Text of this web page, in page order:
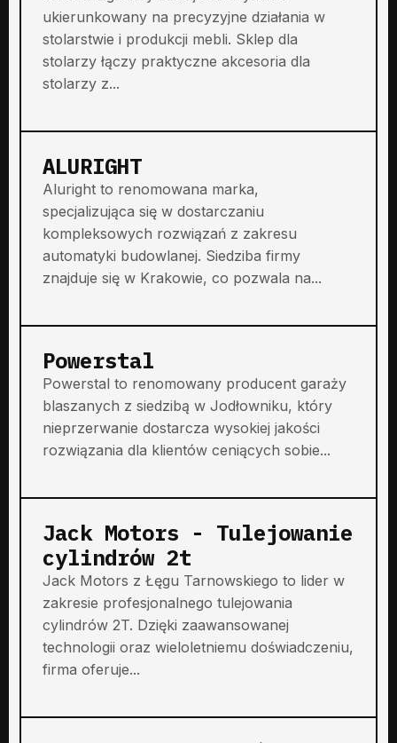
ukierunkowany na precyzyjne działania w
stolarstwie i produkcji mebli. Sklep dla
stolarzy łączy praktyczne akcesoria dla
stolarzy z...
ALURIGHT
Aluright to renomowana marka,
specjalizująca się w dostarczaniu
kompleksowych rozwiązań z zakresu
automatyki budowlanej. Siedziba firmy
znajduje się w Krakowie, co pozwala na...
Powerstal
Powerstal to renomowany producent garaży
blaszanych z siedzibą w Jodłowniku, który
nieprzerwanie dostarcza wysokiej jakości
rozwiązania dla klientów ceniących sobie...
Jack Motors - Tulejowanie
cylindrów 2t
Jack Motors z Łęgu Tarnowskiego to lider w
zakresie profesjonalnego tulejowania
cylindrów 2T. Dzięki zaawansowanej
technologii oraz wieloletniemu doświadczeniu,
firma oferuje...